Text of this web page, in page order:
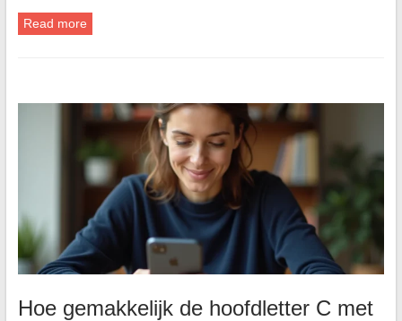
Read more
Hoe gemakkelijk de hoofdletter C met